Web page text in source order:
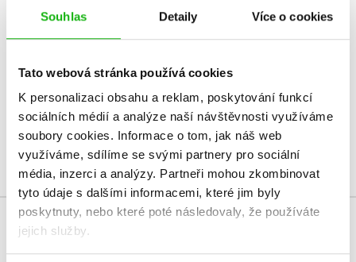
Souhlas Detaily Více o cookies
Tato webová stránka používá cookies
K personalizaci obsahu a reklam, poskytování funkcí
sociálních médií a analýze naší návštěvnosti využíváme
soubory cookies. Informace o tom, jak náš web
využíváme, sdílíme se svými partnery pro sociální
média, inzerci a analýzy. Partneři mohou zkombinovat
tyto údaje s dalšími informacemi, které jim byly
poskytnuty, nebo které poté následovaly, že používáte
jejich služby.
V současné době nejsou vytvořena žádná uživatelská hodnocení.
Uživatelskou recenzi mohou vkládat pouze registrovaní uživatelé
Přihlásit
MOHLO BY VÁS TAKÉ ZAJÍMAT